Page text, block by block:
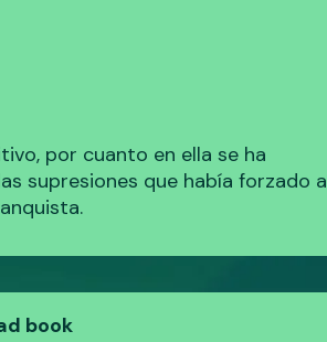
por cuanto en ella se ha
supresiones que había forzado a
book